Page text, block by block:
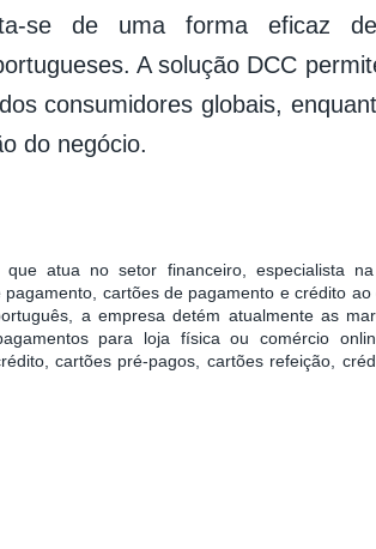
se de uma forma eficaz
A solução DCC
consumidores globais,
do negócio.
atua no setor financeiro, especialista
cartões de pagamento e crédito
a empresa detém atualmente as
para loja física ou comércio
cartões pré-pagos, cartões refeição,